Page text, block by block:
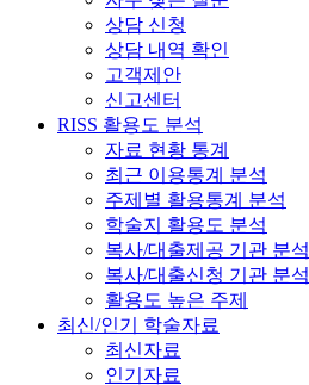
상담 신청
상담 내역 확인
고객제안
신고센터
RISS 활용도 분석
자료 현황 통계
최근 이용통계 분석
주제별 활용통계 분석
학술지 활용도 분석
복사/대출제공 기관 분석
복사/대출신청 기관 분석
활용도 높은 주제
최신/인기 학술자료
최신자료
인기자료